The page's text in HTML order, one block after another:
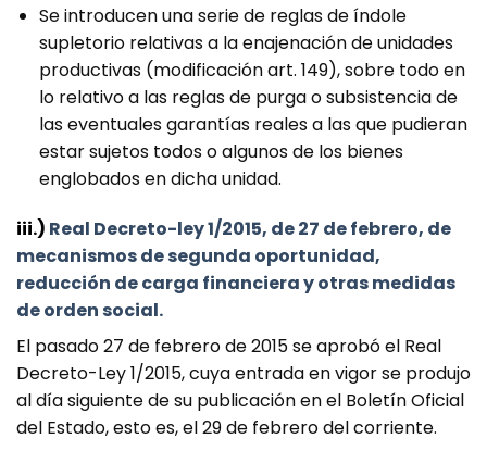
Se introducen una serie de reglas de índole
supletorio relativas a la enajenación de unidades
productivas (modificación art. 149), sobre todo en
lo relativo a las reglas de purga o subsistencia de
las eventuales garantías reales a las que pudieran
estar sujetos todos o algunos de los bienes
englobados en dicha unidad.
iii.) Real Decreto-ley 1/2015, de 27 de febrero, de
mecanismos de segunda oportunidad,
reducción de carga financiera y otras medidas
de orden social.
El pasado 27 de febrero de 2015 se aprobó el Real
Decreto-Ley 1/2015, cuya entrada en vigor se produjo
al día siguiente de su publicación en el Boletín Oficial
del Estado, esto es, el 29 de febrero del corriente.